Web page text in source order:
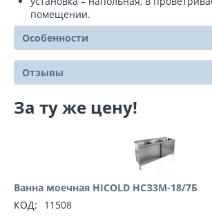
помещении.
Особенности
Отзывы
За ту же цену!
Ванна моечная HICOLD НСЗ3М-18/7Б
КОД:
11508